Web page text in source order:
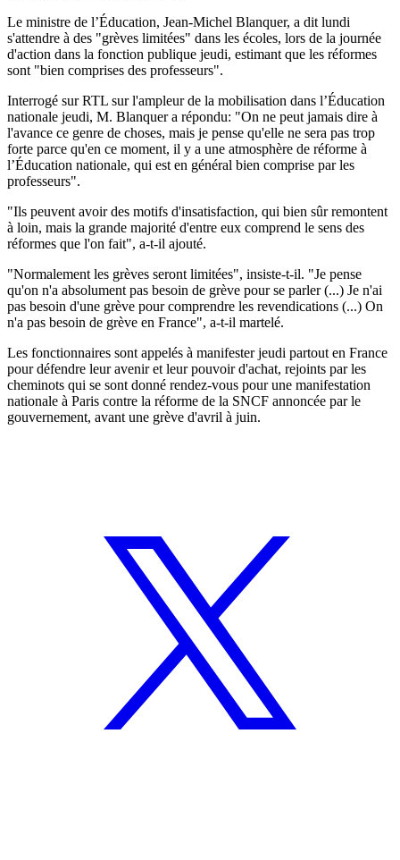
Le ministre de l’Éducation, Jean-Michel Blanquer, a dit lundi
s'attendre à des "grèves limitées" dans les écoles, lors de la journée
d'action dans la fonction publique jeudi, estimant que les réformes
sont "bien comprises des professeurs".
Interrogé sur RTL sur l'ampleur de la mobilisation dans l’Éducation
nationale jeudi, M. Blanquer a répondu: "On ne peut jamais dire à
l'avance ce genre de choses, mais je pense qu'elle ne sera pas trop
forte parce qu'en ce moment, il y a une atmosphère de réforme à
l’Éducation nationale, qui est en général bien comprise par les
professeurs".
"Ils peuvent avoir des motifs d'insatisfaction, qui bien sûr remontent
à loin, mais la grande majorité d'entre eux comprend le sens des
réformes que l'on fait", a-t-il ajouté.
"Normalement les grèves seront limitées", insiste-t-il. "Je pense
qu'on n'a absolument pas besoin de grève pour se parler (...) Je n'ai
pas besoin d'une grève pour comprendre les revendications (...) On
n'a pas besoin de grève en France", a-t-il martelé.
Les fonctionnaires sont appelés à manifester jeudi partout en France
pour défendre leur avenir et leur pouvoir d'achat, rejoints par les
cheminots qui se sont donné rendez-vous pour une manifestation
nationale à Paris contre la réforme de la SNCF annoncée par le
gouvernement, avant une grève d'avril à juin.